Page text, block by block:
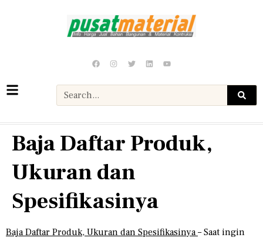
Baja Daftar Produk,
Ukuran dan
Spesifikasinya
Baja Daftar Produk, Ukuran dan Spesifikasinya– Saat ingin